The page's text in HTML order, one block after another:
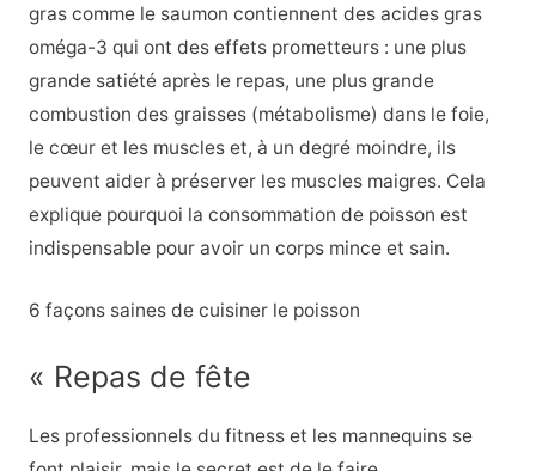
gras comme le saumon contiennent des acides gras
oméga-3 qui ont des effets prometteurs : une plus
grande satiété après le repas, une plus grande
combustion des graisses (métabolisme) dans le foie,
le cœur et les muscles et, à un degré moindre, ils
peuvent aider à préserver les muscles maigres. Cela
explique pourquoi la consommation de poisson est
indispensable pour avoir un corps mince et sain.
6 façons saines de cuisiner le poisson
« Repas de fête
Les professionnels du fitness et les mannequins se